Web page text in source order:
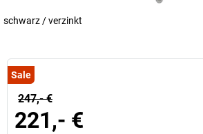
schwarz / verzinkt
Sale
247,- €
221,- €